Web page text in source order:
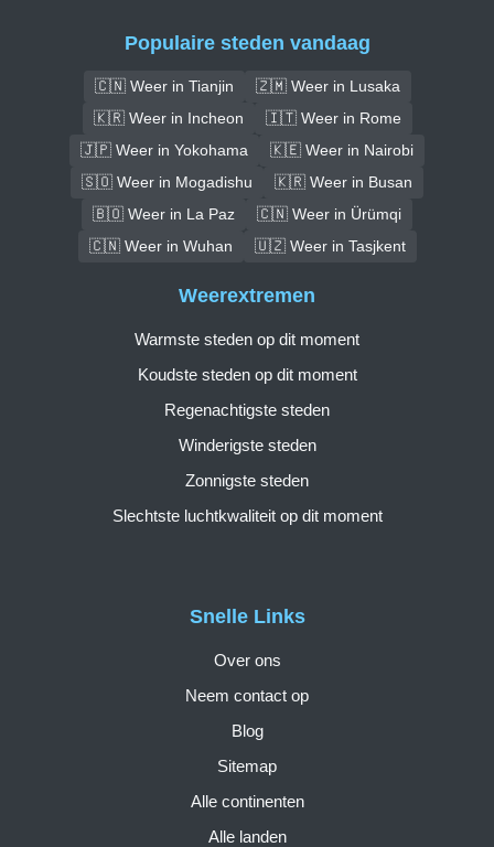
Populaire steden vandaag
🇨🇳 Weer in Tianjin
🇿🇲 Weer in Lusaka
🇰🇷 Weer in Incheon
🇮🇹 Weer in Rome
🇯🇵 Weer in Yokohama
🇰🇪 Weer in Nairobi
🇸🇴 Weer in Mogadishu
🇰🇷 Weer in Busan
🇧🇴 Weer in La Paz
🇨🇳 Weer in Ürümqi
🇨🇳 Weer in Wuhan
🇺🇿 Weer in Tasjkent
Snelle Links
Over ons
Neem contact op
Blog
Sitemap
Alle continenten
Alle landen
Weerextremen
Warmste steden op dit moment
Koudste steden op dit moment
Regenachtigste steden
Winderigste steden
Zonnigste steden
Slechtste luchtkwaliteit op dit moment